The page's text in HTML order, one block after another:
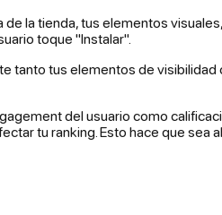
la tienda, tus elementos
toque "Instalar".
tanto tus elementos de
del usuario como
tu ranking. Esto hace que sea